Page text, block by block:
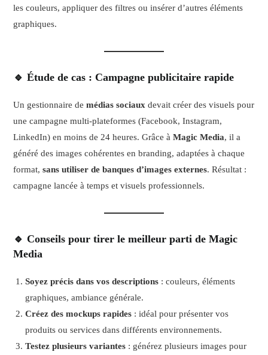
les couleurs, appliquer des filtres ou insérer d’autres éléments
graphiques.
🔹 Étude de cas : Campagne publicitaire rapide
Un gestionnaire demédias sociaux devait créer des visuels pour
une campagne multi-plateformes (Facebook, Instagram,
LinkedIn) en moins de 24 heures. Grâce àMagic Media, il a
généré des images cohérentes en branding, adaptées à chaque
format,sans utiliser de banques d’images externes. Résultat :
campagne lancée à temps et visuels professionnels.
🔹 Conseils pour tirer le meilleur parti de Magic
Media
Soyez précis dans vos descriptions : couleurs, éléments
graphiques, ambiance générale.
Créez des mockups rapides : idéal pour présenter vos
produits ou services dans différents environnements.
Testez plusieurs variantes : générez plusieurs images pour